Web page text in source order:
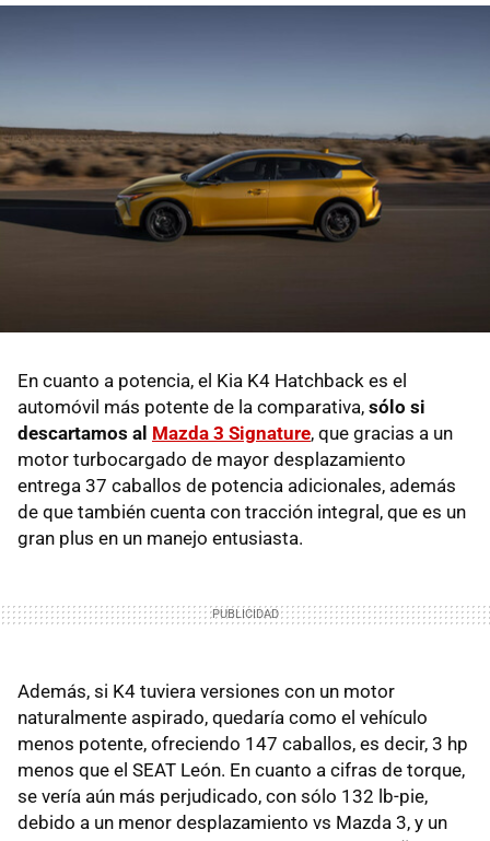
En cuanto a potencia, el Kia K4 Hatchback es el
automóvil más potente de la comparativa, sólo si
descartamos al Mazda 3 Signature, que gracias a un
motor turbocargado de mayor desplazamiento
entrega 37 caballos de potencia adicionales, además
de que también cuenta con tracción integral, que es un
gran plus en un manejo entusiasta.
Además, si K4 tuviera versiones con un motor
naturalmente aspirado, quedaría como el vehículo
menos potente, ofreciendo 147 caballos, es decir, 3 hp
menos que el SEAT León. En cuanto a cifras de torque,
se vería aún más perjudicado, con sólo 132 lb-pie,
debido a un menor desplazamiento vs Mazda 3, y un